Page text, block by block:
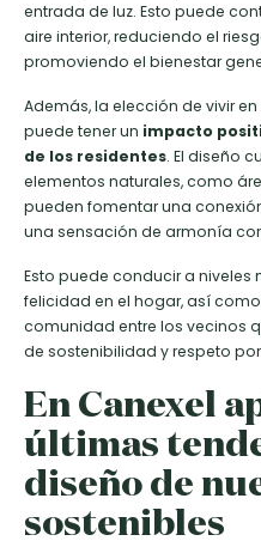
entrada de luz. Esto puede
aire interior, reduciendo el
promoviendo el bienestar
Además, la elección de vivir
puede tener un impacto
de los residentes. El diseño
elementos naturales, como
pueden fomentar una
una sensación de armonía
Esto puede conducir a
felicidad en el hogar, así
comunidad entre los vecinos
de sostenibilidad y respeto
En Canexel
últimas
diseño de
sostenibles